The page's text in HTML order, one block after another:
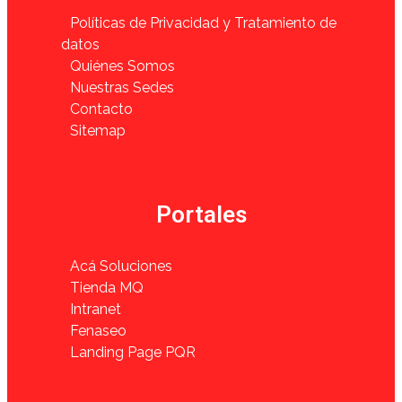
Políticas de Privacidad y Tratamiento de
datos
Quiénes Somos
Nuestras Sedes
Contacto
Sitemap
Portales
Acá Soluciones
Tienda MQ
Intranet
Fenaseo
Landing Page PQR